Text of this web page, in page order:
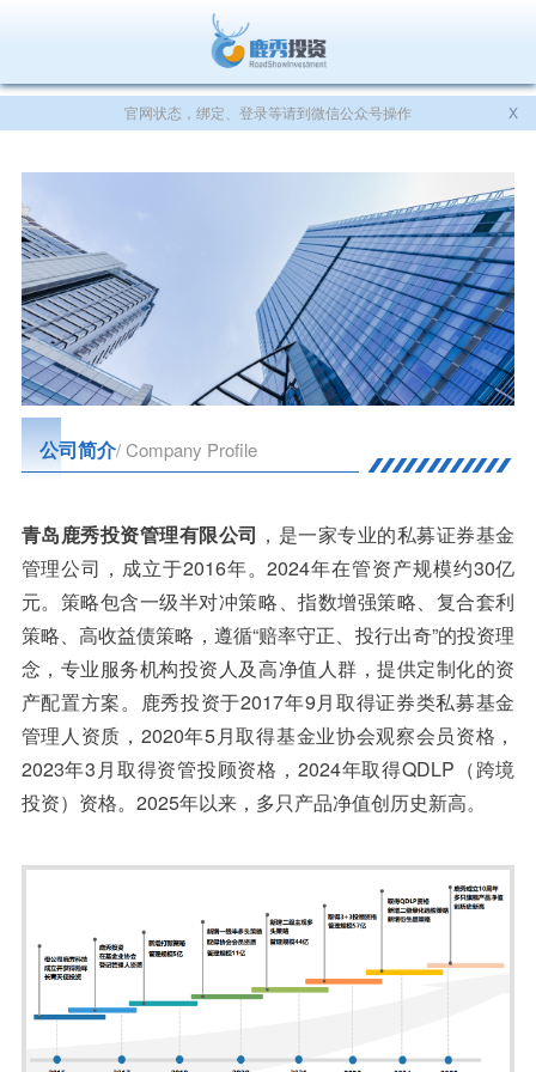
官网状态，绑定、登录等请到微信公众号操作 X
公司简介/ Company Profile
青岛鹿秀投资管理有限公司 ，是一家专业的私募证券基金
管理公司，成立于2016年。2024年在管资产规模约30亿
元。策略包含一级半对冲策略、指数增强策略、复合套利
策略、高收益债策略，遵循“赔率守正、投行出奇”的投资理
念，专业服务机构投资人及高净值人群，提供定制化的资
产配置方案。鹿秀投资于2017年9月取得证券类私募基金
管理人资质，2020年5月取得基金业协会观察会员资格，
2023年3月取得资管投顾资格，2024年取得QDLP（跨境
投资）资格。2025年以来，多只产品净值创历史新高。